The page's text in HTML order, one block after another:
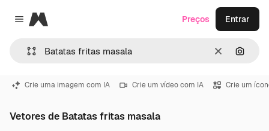
Close menu
Magnific
Limpar
Preços Entrar
Crie uma imagem com IA Crie um vídeo com IA Crie um
Vetores de Batatas fritas masala